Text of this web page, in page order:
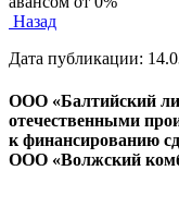
Назад
Дата публикации:
ООО «Балтийский
отечественными
к финансированию
ООО «Волжский